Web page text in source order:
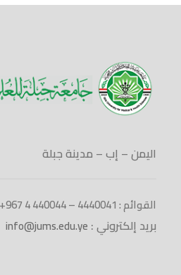
اليمن – إب – مدينة جبلة
القوائم : 4440041 – 440044 4 967+
بريد إلكتروني : info@jums.edu.ye